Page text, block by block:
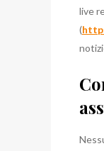
live
(